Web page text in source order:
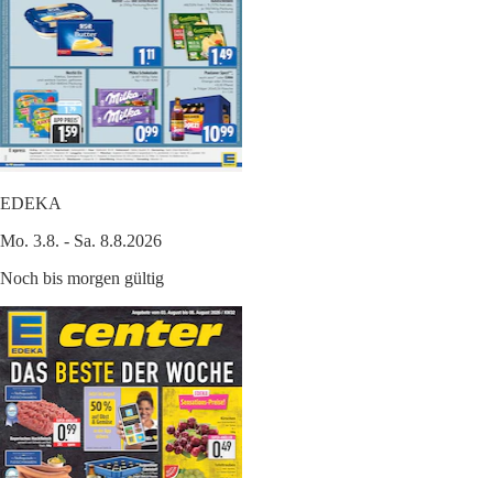
EDEKA
Mo. 3.8. - Sa. 8.8.2026
Noch bis morgen gültig